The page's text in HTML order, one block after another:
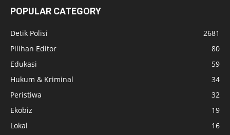
POPULAR CATEGORY
Detik Polisi
2681
Pilihan Editor
80
Edukasi
59
Hukum & Kriminal
34
Peristiwa
32
Ekobiz
19
Lokal
16